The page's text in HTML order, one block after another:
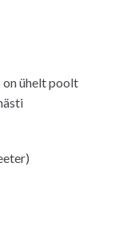
on ühelt poolt